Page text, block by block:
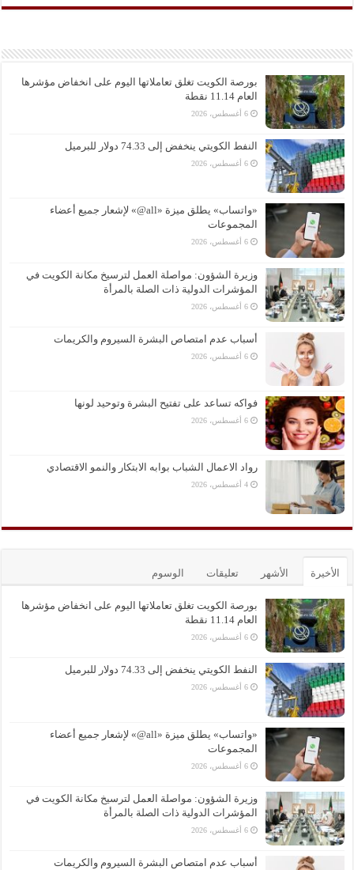
بورصة الكويت تغلق تعاملاتها اليوم على انخفاض مؤشرها
العام 11.14 نقطة
6 أغسطس، 2026
النفط الكويتي ينخفض إلى 74.33 دولار للبرميل
6 أغسطس، 2026
«واتساب» يطلق ميزة «all@» لإشعار جميع أعضاء
المجموعات
6 أغسطس، 2026
وزيرة الشؤون: مواصلة العمل لترسيخ مكانة الكويت في
المؤشرات الدولية ذات الصلة بالمرأة
6 أغسطس، 2026
أسباب عدم امتصاص البشرة السيروم والكريمات
6 أغسطس، 2026
فواكه تساعد على تفتيح البشرة وتوحيد لونها
6 أغسطس، 2026
رواد الاعمال الشباب بوابه الابتكار والنمو الاقتصادي
4 أغسطس، 2026
الأخيرة الأشهر تعليقات الوسوم
بورصة الكويت تغلق تعاملاتها اليوم على انخفاض مؤشرها
العام 11.14 نقطة
6 أغسطس، 2026
النفط الكويتي ينخفض إلى 74.33 دولار للبرميل
6 أغسطس، 2026
«واتساب» يطلق ميزة «all@» لإشعار جميع أعضاء
المجموعات
6 أغسطس، 2026
وزيرة الشؤون: مواصلة العمل لترسيخ مكانة الكويت في
المؤشرات الدولية ذات الصلة بالمرأة
6 أغسطس، 2026
أسباب عدم امتصاص البشرة السيروم والكريمات